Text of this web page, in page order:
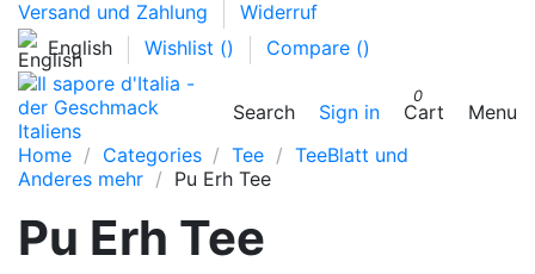
Versand und Zahlung
Widerruf
English
Wishlist () Compare ()
Search Sign in
0
Cart
Menu
Home
Categories Tee
TeeBlatt und
Anderes mehr
Pu Erh Tee
Pu Erh Tee